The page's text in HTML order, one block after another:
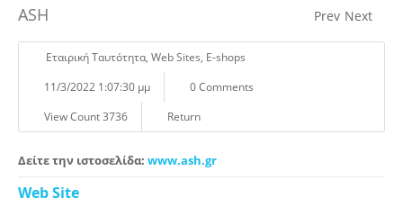
Prev Next
ASH
Eταιρική Tαυτότητα, Web Sites, E-shops
11/3/2022 1:07:30 μμ
0 Comments
View Count 3736
Return
Δείτε την ιστοσελίδα: www.ash.gr
Web Site